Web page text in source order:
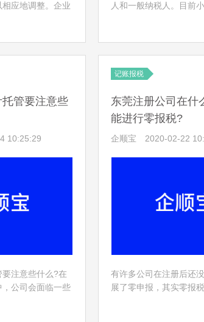
应地调整。企业
更？
人和一般纳税人。目前
规定报送有关税务资料
管要注意些
10:25:29
注意些什么?在
公司会面临一些
记账报税
东莞注册公司在什
能进行零报税?
企顺宝 2020-02-22
有许多公司在注册后还
展了零申报，其实零报